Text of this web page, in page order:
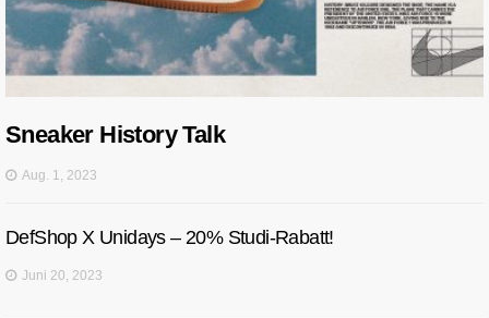
Sneaker History Talk
Aug. 1, 2023
DefShop X Unidays – 20% Studi-Rabatt!
Juni 20, 2023